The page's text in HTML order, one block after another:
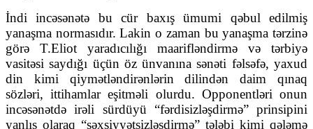
İndi incəsənətə bu cür baxış ümumi qəbul edilmiş
yanaşma normasıdır. Lakin o zaman bu yanaşma tərzinə
görə T.Eliot yaradıcılığı maarifləndirmə və tərbiyə
vasitəsi saydığı üçün öz ünvanına sənəti fəlsəfə, yaxud
din kimi qiymətləndirənlərin dilindən daim qınaq
sözləri, ittihamlar eşitməli olurdu. Opponentləri onun
incəsənətdə irəli sürdüyü “fərdisizləşdirmə” prinsipini
yanlış olaraq “şəxsiyyətsizləşdirmə” tələbi kimi qələmə